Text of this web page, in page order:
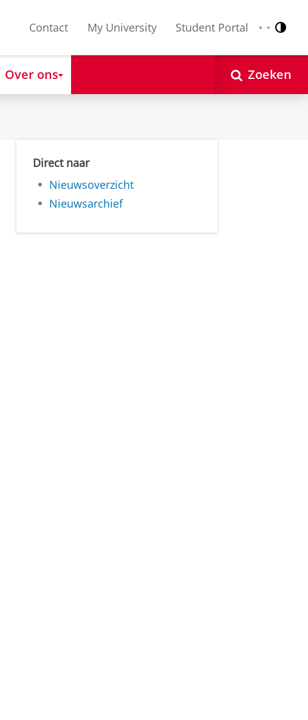
Contact My University Student Portal Nederlands
English
Over ons Zoeken
Direct naar
Nieuwsoverzicht
Nieuwsarchief